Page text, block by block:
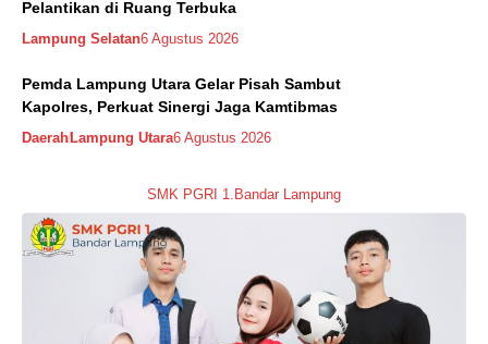
Pelantikan di Ruang Terbuka
Lampung Selatan6 Agustus 2026
Pemda Lampung Utara Gelar Pisah Sambut
Kapolres, Perkuat Sinergi Jaga Kamtibmas
DaerahLampung Utara6 Agustus 2026
SMK PGRI 1.Bandar Lampung